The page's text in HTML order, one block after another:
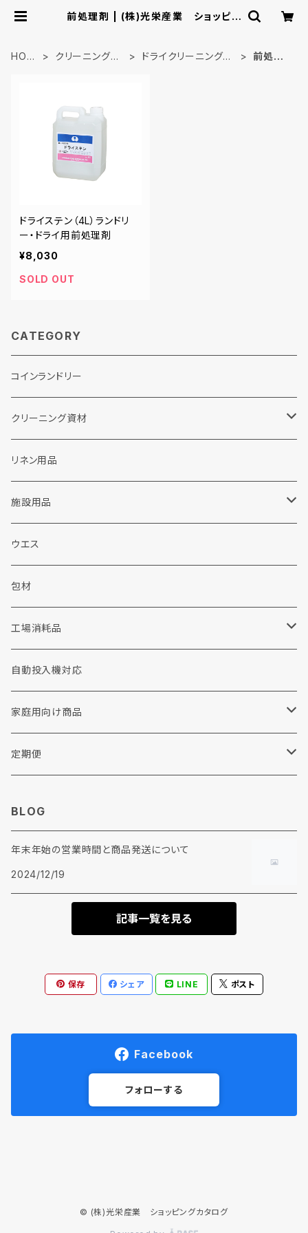
前処理剤 | (株)光栄産業 ショッピン
HOM
クリーニング資
ドライクリーニング関
前処理
ドライステン（4L）ランドリ
ー・ドライ用前処理剤
¥8,030
SOLD OUT
CATEGORY
コインランドリー
クリーニング資材
ランドリー洗剤関連
粉末洗剤
液体洗剤
各種助剤
糊剤
柔軟剤
加工剤
前処理剤
ドライクリーニング関連
カートリッジフィルター
ソープ
販促品
包装資材
工場用品
コインランドリー
衣料リフォーム・修理
その他
リネン用品
施設用品
施設用洗剤・シャンプー
シャボン玉せっけん
消耗品
手袋
ウエス
包材
工場消耗品
手洗い洗剤
自動投入機対応
家庭用向け商品
リンナイ
定期便
BLOG
年末年始の営業時間と商品発送について
2024/12/19
記事一覧を見る
保存 シェア LINE ポスト
Facebook
フォローする
© (株)光栄産業 ショッピングカタログ